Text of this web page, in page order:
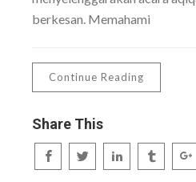
berkesan. Memahami
Continue Reading
Share This